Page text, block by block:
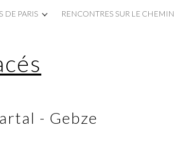
Skip to navigation
DE PARIS RENCONTRES SUR LE CHEMIN
- Gebze